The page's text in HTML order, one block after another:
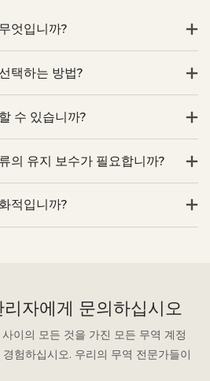
엇입니까?
택하는 방법?
수 있습니까?
의 유지 보수가 필요합니까?
적입니까?
자에게 문의하십시오
이의 모든 것을 가진 모든 무역 계정
험하십시오. 우리의 무역 전문가들이